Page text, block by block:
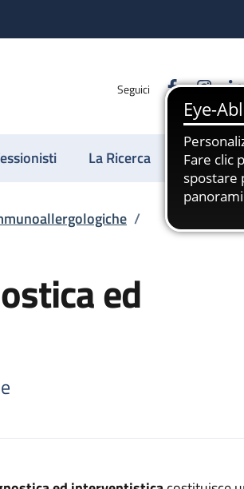
Seguici Facebook
La Ricerca
/
ed